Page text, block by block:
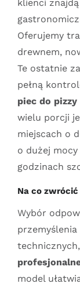
klienci
Oferujemy
drewnem,
Te ostatnie
pełną
piec do pizzy
wielu porcji
miejscach o
o dużej
godzinach
Na co
Wybór
model